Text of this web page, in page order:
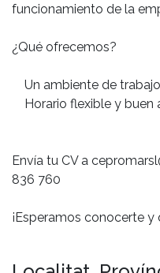
funcionamiento de la
¿Qué ofrecemos?
Un ambiente de
Horario flexible y buen
Envía tu CV a
836 760
¡Esperamos conocerte